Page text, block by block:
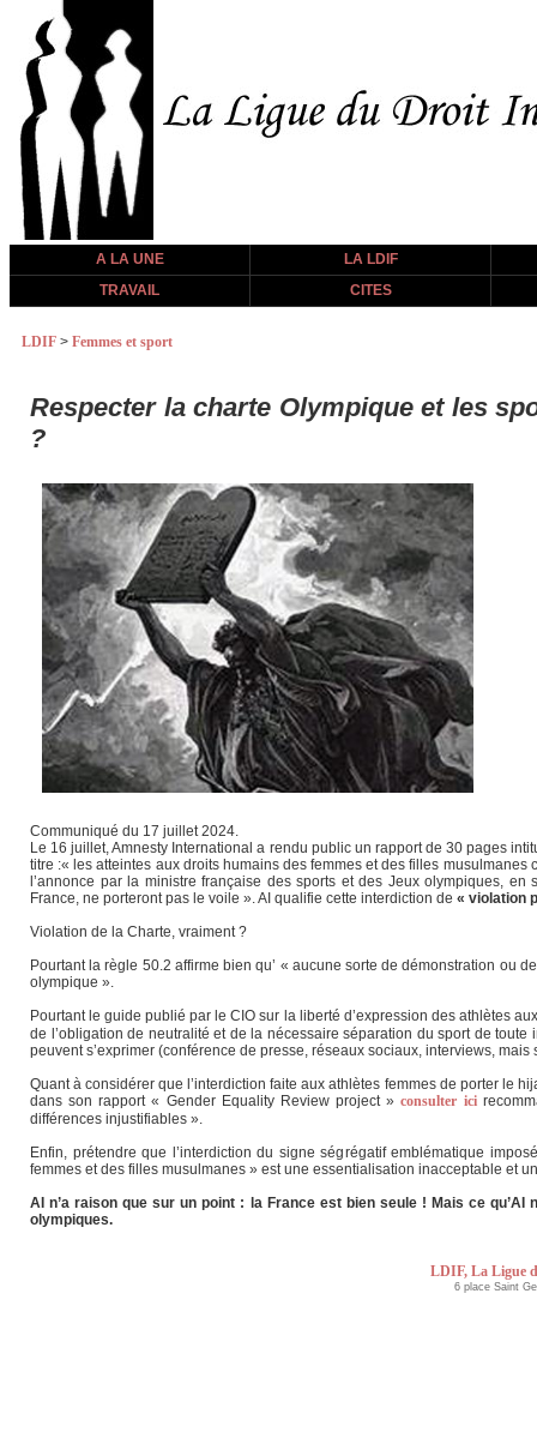
A LA UNE
LA LDIF
TRAVAIL
CITES
LDIF > Femmes et sport
Respecter la charte Olympique et les
?
Communiqué du 17 juillet 2024.
Le 16 juillet, Amnesty International a rendu public un rapport de 30 pages
titre :« les atteintes aux droits humains des femmes et des filles
l’annonce par la ministre française des sports et des Jeux olympiques,
France, ne porteront pas le voile ». AI qualifie cette interdiction de « violation
Violation de la Charte, vraiment ?
Pourtant la règle 50.2 affirme bien qu’ « aucune sorte de démonstration ou
olympique ».
Pourtant le guide publié par le CIO sur la liberté d’expression des athlètes
de l’obligation de neutralité et de la nécessaire séparation du sport de
peuvent s’exprimer (conférence de presse, réseaux sociaux, interviews,
Quant à considérer que l’interdiction faite aux athlètes femmes de porter le
dans son rapport « Gender Equality Review project »consulter ici
différences injustifiables ».
Enfin, prétendre que l’interdiction du signe ségrégatif emblématique
femmes et des filles musulmanes » est une essentialisation inacceptable et
AI n’a raison que sur un point : la France est bien seule ! Mais ce
olympiques.
LDIF, La Ligue
6 place Saint